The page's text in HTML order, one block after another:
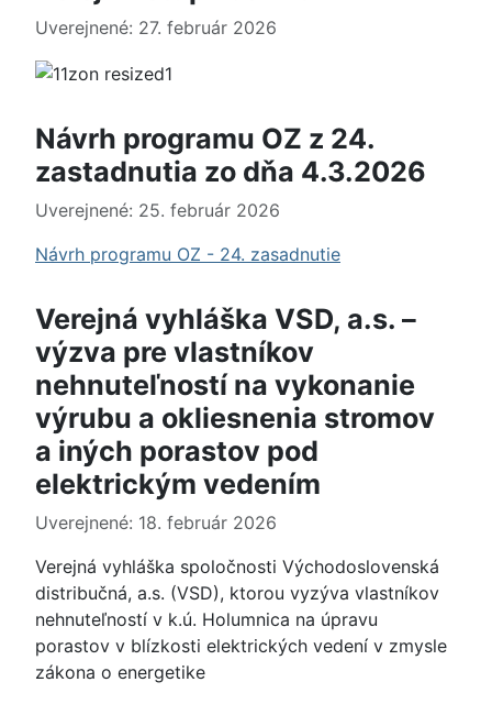
Uverejnené: 27. február 2026
Návrh programu OZ z 24.
zastadnutia zo dňa 4.3.2026
Uverejnené: 25. február 2026
Návrh programu OZ - 24. zasadnutie
Verejná vyhláška VSD, a.s. –
výzva pre vlastníkov
nehnuteľností na vykonanie
výrubu a okliesnenia stromov
a iných porastov pod
elektrickým vedením
Uverejnené: 18. február 2026
Verejná vyhláška spoločnosti Východoslovenská
distribučná, a.s. (VSD), ktorou vyzýva vlastníkov
nehnuteľností v k.ú. Holumnica na úpravu
porastov v blízkosti elektrických vedení v zmysle
zákona o energetike